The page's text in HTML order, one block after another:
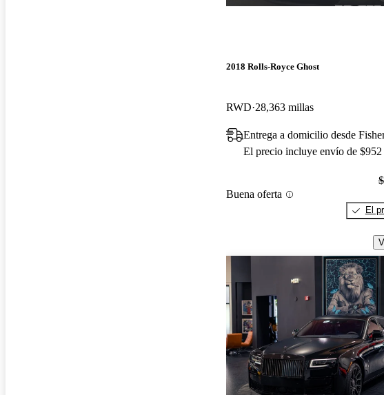
2018 Rolls-Royce Ghost
RWD 28,363 millas
Entrega a domicilio desde
El precio incluye envío de $952
Buena oferta
El